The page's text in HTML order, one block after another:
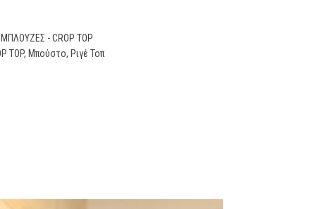
ΜΠΛΟΥΖΕΣ - CROP TOP
TOP, Μπούστο, Ριγέ Τοπ